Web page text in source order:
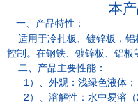
本
一、产品特性 ：
适用于冷扎板、镀锌板，
控制。在钢铁、镀锌板、铝板
二、产品主要性能：
1）、外观：浅绿色液体；
2）、溶解性：水中易溶